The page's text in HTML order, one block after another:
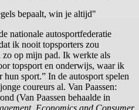
bepaalt, win je altijd"
nationale autosportfederatie
ik nooit topsporters zou
zo op mijn pad. Ik werkte als
topsport en onderwijs, waar ik
sport.” In de autosport spelen
coureurs al. Van Paassen:
(Van Paassen behaalde in